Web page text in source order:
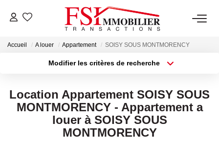
NOTRE AGENCE
VENTES
LOCATIONS
Accueil A louer Appartement SOISY SOUS MONTMORENCY
Modifier les critères de recherche
Sélectionnez...
Type de bien
Surface min
Plus de critères
Location Appartement SOISY SOUS
MONTMORENCY - Appartement a
louer à SOISY SOUS
MONTMORENCY